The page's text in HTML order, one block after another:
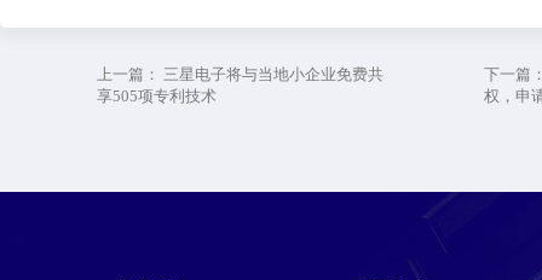
上一篇： 三星电子将与当地小企业免费共
享505项专利技术
下一篇
权，申